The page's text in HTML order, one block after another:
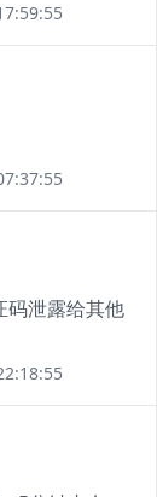
码泄露给其他